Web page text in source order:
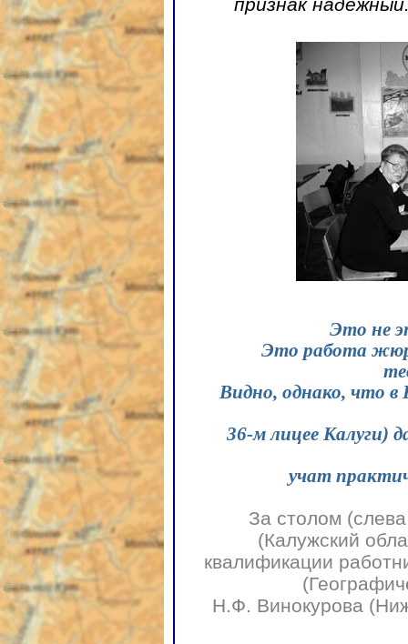
Это не
Это работа
Видно, однако, что
36-м лицее Калуги)
учат
За столом
(Калужский
квалификации
Н.Ф. Винокурова